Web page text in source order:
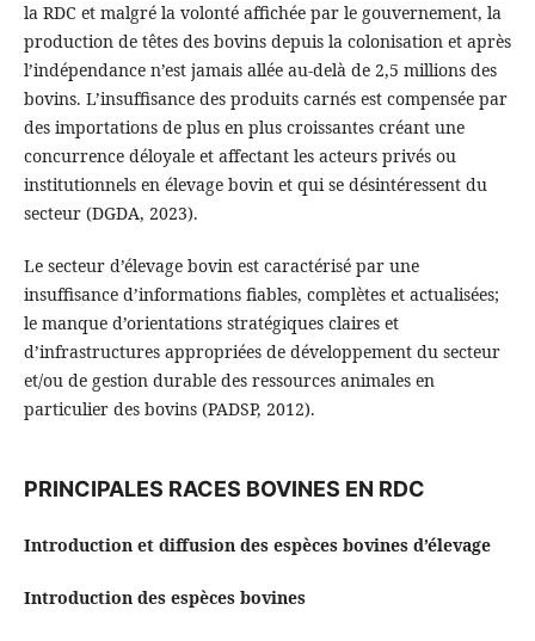
la RDC et malgré la volonté affichée par le gouvernement, la
production de têtes des bovins depuis la colonisation et après
l’indépendance n’est jamais allée au-delà de 2,5 millions des
bovins. L’insuffisance des produits carnés est compensée par
des importations de plus en plus croissantes créant une
concurrence déloyale et affectant les acteurs privés ou
institutionnels en élevage bovin et qui se désintéressent du
secteur (DGDA, 2023).
Le secteur d’élevage bovin est caractérisé par une
insuffisance d’informations fiables, complètes et actualisées;
le manque d’orientations stratégiques claires et
d’infrastructures appropriées de développement du secteur
et/ou de gestion durable des ressources animales en
particulier des bovins (PADSP, 2012).
PRINCIPALES RACES BOVINES EN RDC
Introduction et diffusion des espèces bovines d’élevage
Introduction des espèces bovines